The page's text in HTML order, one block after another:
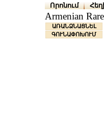
Որոնում
Armenian
ԱՌԱՆՁՆԱՑՆԵԼ
ԳՈՒՆԱՓՈԽՈՒՄ